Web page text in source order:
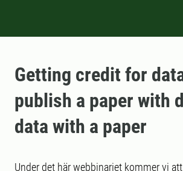
Getting credit for
publish a paper with
data with a paper
Under det här webbinariet kommer vi